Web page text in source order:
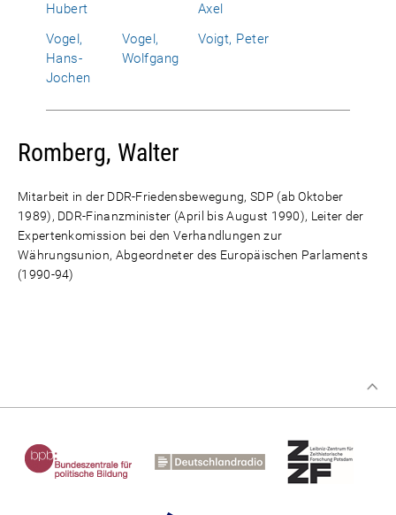
Hubert
Axel
Vogel,
Hans-
Jochen
Vogel,
Wolfgang
Voigt, Peter
Romberg, Walter
Mitarbeit in der DDR-Friedensbewegung, SDP (ab Oktober
1989), DDR-Finanzminister (April bis August 1990), Leiter der
Expertenkomission bei den Verhandlungen zur
Währungsunion, Abgeordneter des Europäischen Parlaments
(1990-94)